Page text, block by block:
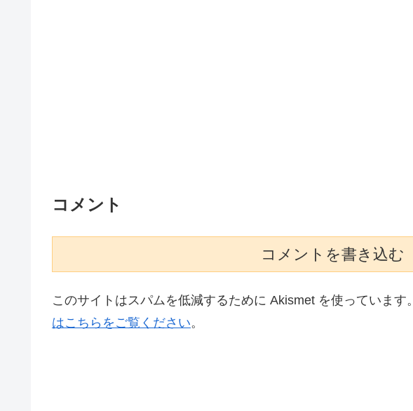
コメント
コメントを書き込む
このサイトはスパムを低減するために Akismet を使っています。
はこちらをご覧ください。